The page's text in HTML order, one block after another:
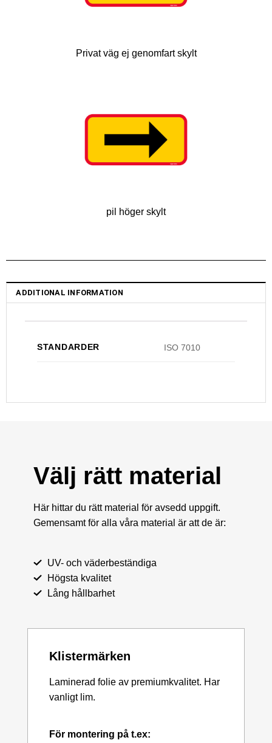
Privat väg ej genomfart skylt
pil höger skylt
ADDITIONAL INFORMATION
STANDARDER ISO 7010
Välj rätt material
Här hittar du rätt material för avsedd uppgift.
Gemensamt för alla våra material är att de är:
UV- och väderbeständiga
Högsta kvalitet
Lång hållbarhet
Klistermärken
Laminerad folie av premiumkvalitet. Har
vanligt lim.
För montering på t.ex: